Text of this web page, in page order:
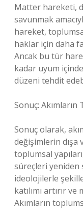
Matter hareketi,
savunmak
hareket,
haklar için daha
Ancak bu tür
kadar uyum içinde
düzeni tehdit
Sonuç:
Sonuç olarak,
değişimlerin dışa
toplumsal
süreçleri yeniden
ideolojilerle
katılımı artırır
Akımların